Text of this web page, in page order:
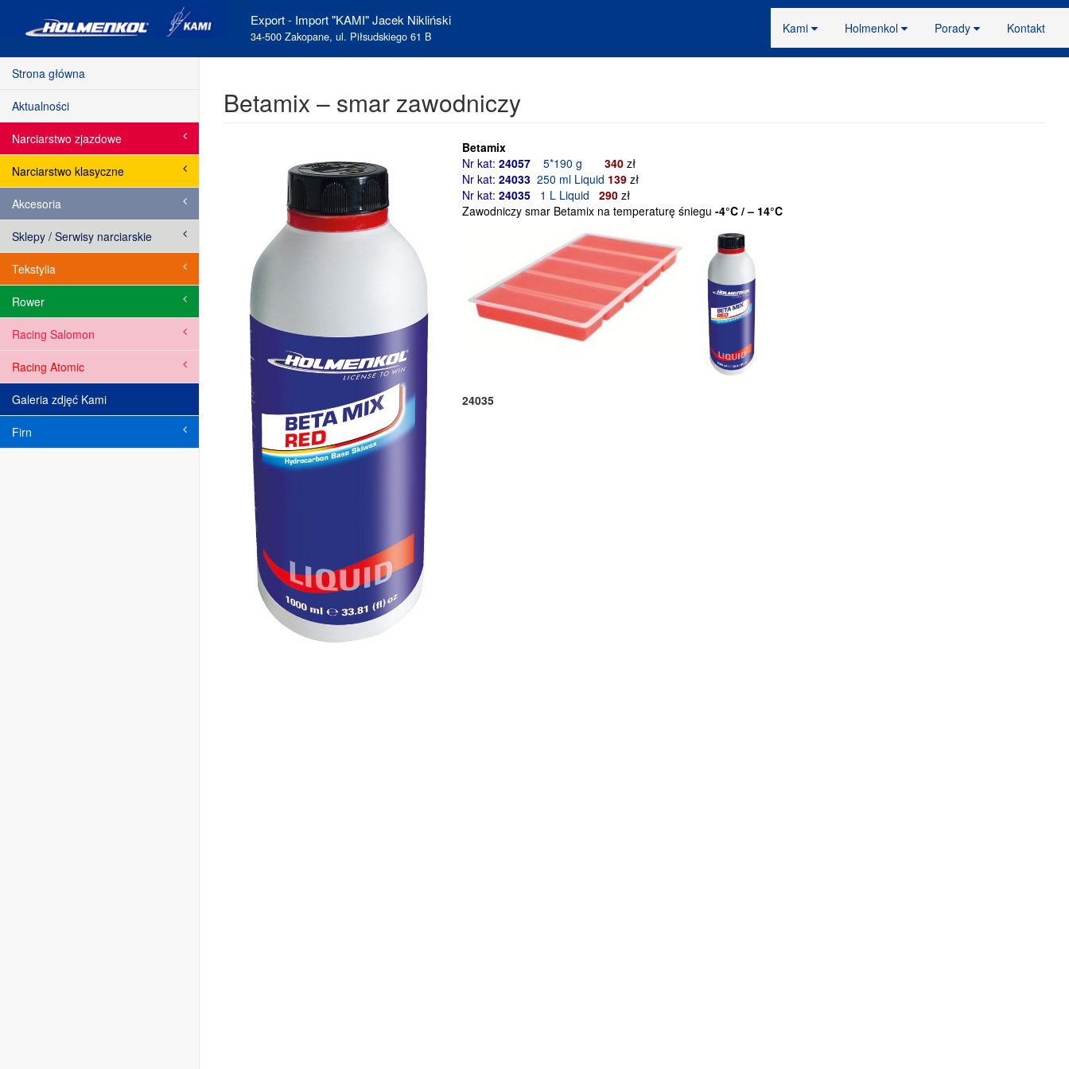
Export - Import "KAMI" Jacek Nikliński
34-500 Zakopane, ul. Piłsudskiego 61 B
Kami Holmenkol Porady Kontakt
Strona główna
Aktualności
Narciarstwo zjazdowe
Narciarstwo klasyczne
Akcesoria
Sklepy / Serwisy narciarskie
Tekstylia
Rower
Racing Salomon
Racing Atomic
Galeria zdjęć Kami
Firn
Betamix – smar zawodniczy
Betamix
Nr kat: 24057 5*190 g 340 zł
Nr kat: 24033 250 ml Liquid 139 zł
Nr kat: 24035 1 L Liquid 290 zł
Zawodniczy smar Betamix na temperaturę śniegu -4°C / – 14°C
24035